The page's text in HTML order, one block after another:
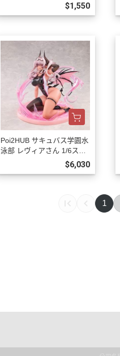
$1,550
Poi2HUB サキュバス学園水
泳部 レヴィアさん 1/6スケ
ール塗装済完成品フィギュ
ア 豪華版 預購27年06月10
$6,030
1